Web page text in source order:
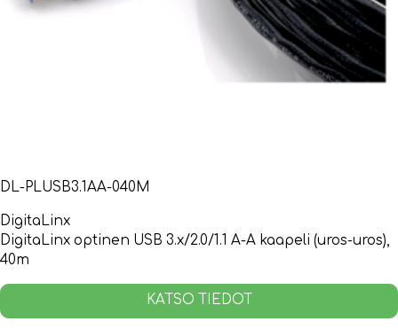
DL-PLUSB3.1AA-040M
DigitaLinx
DigitaLinx optinen USB 3.x/2.0/1.1 A-A kaapeli (uros-uros),
40m
KATSO TIEDOT